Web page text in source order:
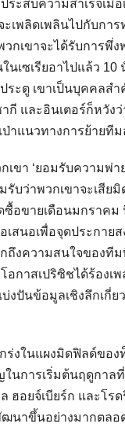
ะสบความสําเร็จเมื่อ
ะเพลิดเพลินไปกับกา
วกเขาจะได้รับการพึ่ง
นเซเรียอาไปแล้ว
ประตู เขาเป็นบุคคลสํ
กี และอินเตอร์ก็หวังว่
ป่าแนวทางการย้ายที
เขา ‘ยอมรับความพ่า
รับว่าพวกเขาจะเสีย
ซื้อขายเดือนมกราคม
เสนอเพื่อจุดประกาย
ถึงความสนใจของที
อกาสเปริซิชได้ร้องเ
บ่งปันข้อมูลเชิงลึกเกี่
ร่งในแผงมิดฟิลด์ของ
นการเริ่มต้นฤดูกาลที่
ฮอยจ์เบียร์ก และโรด
ฒนาขึ้นอย่างมากตลอ